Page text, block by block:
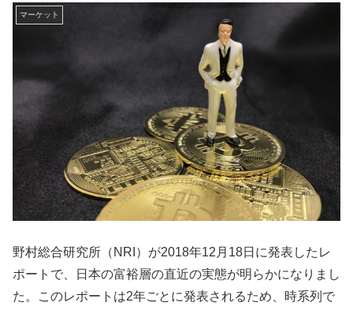
マーケット
野村総合研究所（NRI）が2018年12月18日に発表したレ
ポートで、日本の富裕層の直近の実態が明らかになりまし
た。このレポートは2年ごとに発表されるため、時系列で